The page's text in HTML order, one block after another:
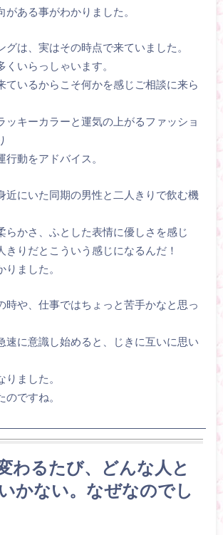
がある事がわかりました。
グは、実はその時点で来ていました。
くいらっしゃいます。
ているからこそ何かを感じご相談に来ら
ッキーカラーと運気の上がるファッショ
動をアドバイス。
近にいた同期の男性と二人きりで飲む機
らかさ、ふとした表情に優しさを感じ
きりだとこういう感じになるんだ！
ました。
時や、仕事ではちょっと苦手かなと思っ
速に意識し始めると、じきに互いに思い
ました。
ですね。
わるたび、どんな人と
かない。なぜなのでし